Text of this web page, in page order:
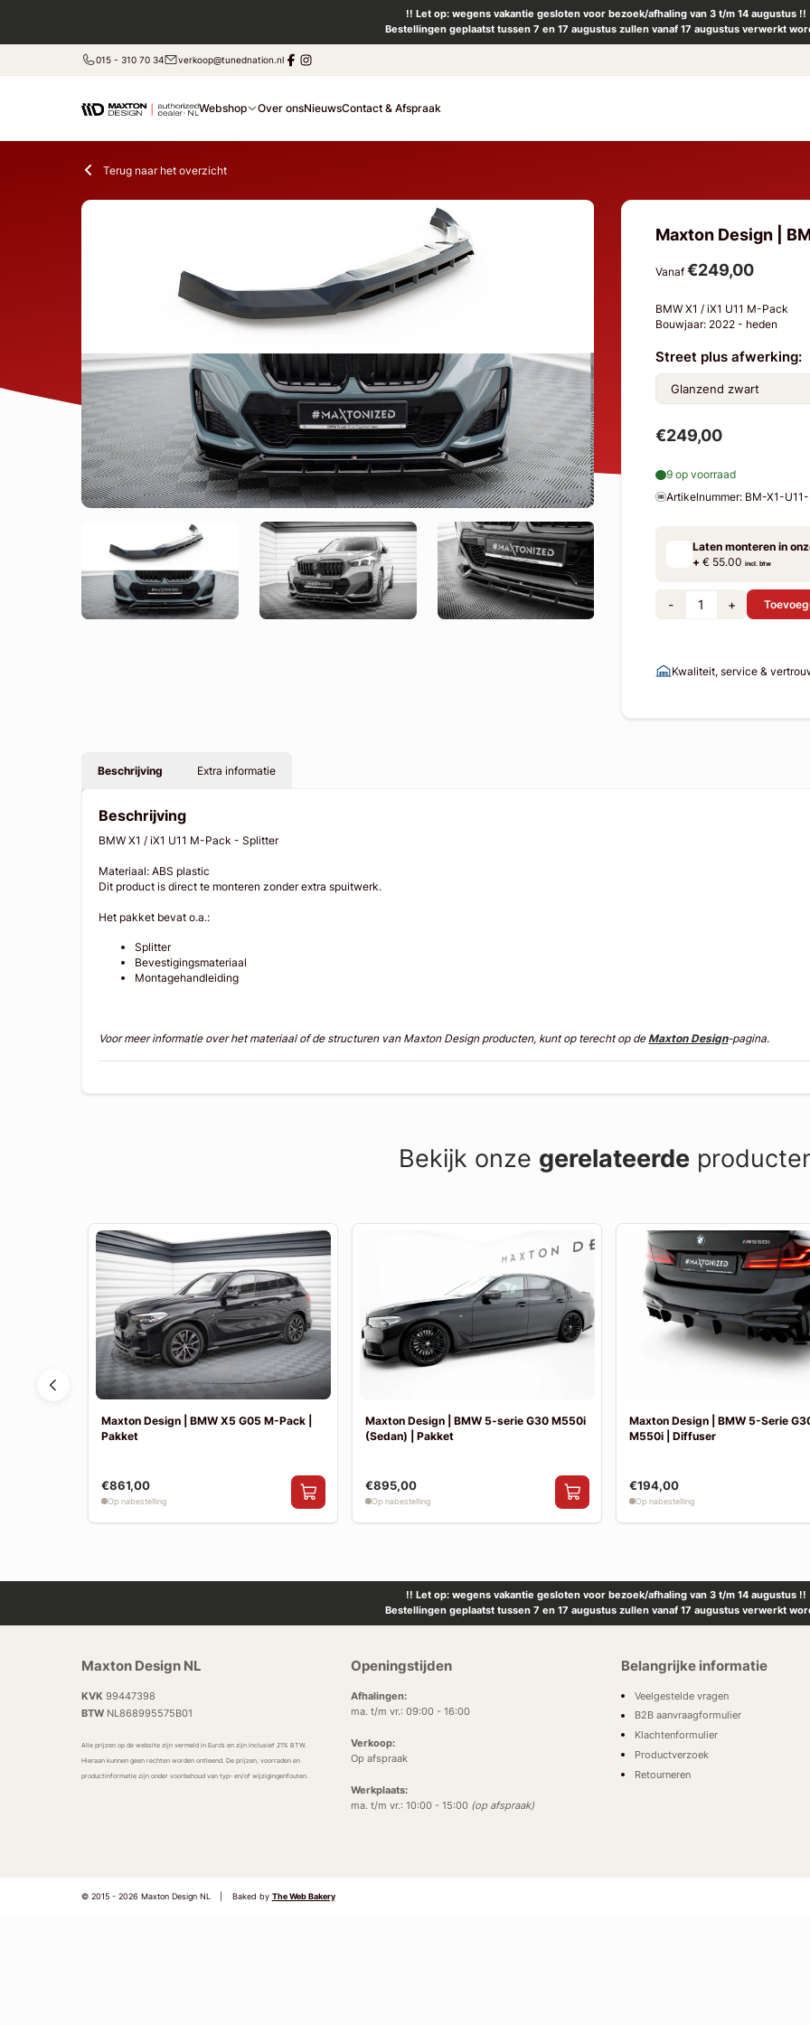
!! Let op: wegens vakantie gesloten voor bezoek/afhaling van 3 t/m 14 augustus !!
Bestellingen geplaatst tussen 7 en 17 augustus zullen vanaf 17 augustus verwerkt
015 - 310 70 34 verkoop@tunednation.nl
Webshop Over onsNieuwsContact & Afspraak
Terug naar het overzicht
Maxton Design |
Vanaf €249,00
BMW X1 / iX1 U11 M-Pack
Bouwjaar: 2022 - heden
Street plus afwerking:
€249,00
9 op voorraad
Artikelnummer: BM-X1-
Laten monteren in
+€ 55.00 incl. btw
- +
Kwaliteit, service &
Beschrijving Extra informatie
Beschrijving
BMW X1 / iX1 U11 M-Pack - Splitter
Materiaal: ABS plastic
Dit product is direct te monteren zonder extra spuitwerk.
Het pakket bevat o.a.:
Splitter
Bevestigingsmateriaal
Montagehandleiding
Voor meer informatie over het materiaal of de structuren van Maxton Design producten, kunt op terecht op deMaxton Design-pagina.
Bekijk onze gerelateerde
Maxton Design | BMW X5 G05 M-Pack |
Pakket
€861,00
Op nabestelling
Maxton Design | BMW 5-serie G30 M550i
(Sedan) | Pakket
€895,00
Op nabestelling
Maxton Design | BMW 5-Serie
M550i | Diffuser
€194,00
Op nabestelling
!! Let op: wegens vakantie gesloten voor bezoek/afhaling van 3 t/m 14 augustus !!
Bestellingen geplaatst tussen 7 en 17 augustus zullen vanaf 17 augustus verwerkt
Maxton Design NL
KVK 99447398
BTWNL868995575B01
Alle prijzen op de website zijn vermeld in Euro’s en zijn inclusief 21% BTW.
Hieraan kunnen geen rechten worden ontleend. De prijzen, voorraden en
productinformatie zijn onder voorbehoud van typ- en/of wijzigingenfouten.
Openingstijden
Afhalingen:
ma. t/m vr.: 09:00 - 16:00
Verkoop:
Op afspraak
Werkplaats:
ma. t/m vr.: 10:00 - 15:00 (op afspraak)
Belangrijke informatie
Veelgestelde vragen
B2B aanvraagformulier
Klachtenformulier
Productverzoek
Retourneren
© 2015 - 2026 Maxton Design NL Baked by The Web Bakery